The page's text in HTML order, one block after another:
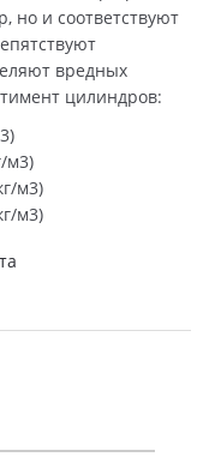
но и соответствуют
вредных
цилиндров:
м3)
м3)
м3)